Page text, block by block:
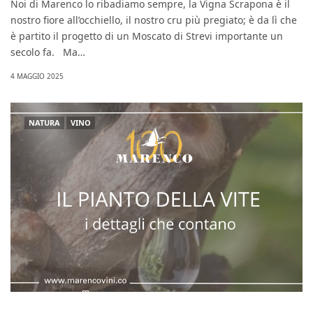
Noi di Marenco lo ribadiamo sempre, la Vigna Scrapona è il
nostro fiore all’occhiello, il nostro cru più pregiato; è da lì che
è partito il progetto di un Moscato di Strevi importante un
secolo fa. Ma…
4 MAGGIO 2025
NATURA VINO